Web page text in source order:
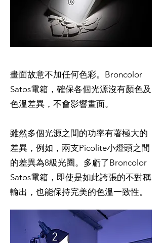
畫面故意不加任何色彩。Broncolor
Satos電箱，確保各個光源沒有顏色及
色溫差異，不會影響畫面。
雖然多個光源之間的功率有著極大的
差異，例如，兩支Picolite小燈頭之間
的差異為8級光圈。多虧了Broncolor
Satos電箱，即使是如此誇張的不對稱
輸出，也能保持完美的色溫一致性。